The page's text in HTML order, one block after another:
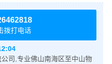
拨打电话
司,专业佛山南海区至中山物